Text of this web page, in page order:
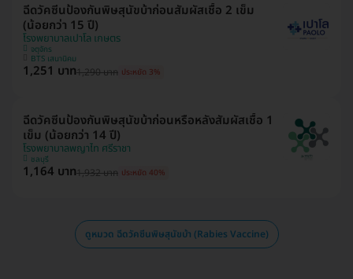
ฉีดวัคซีนป้องกันพิษสุนัขบ้าก่อนสัมผัสเชื้อ 2 เข็ม
(น้อยกว่า 15 ปี)
โรงพยาบาลเปาโล เกษตร
จตุจักร
BTS เสนานิคม
1,251 บาท1,290 บาท ประหยัด 3%
ฉีดวัคซีนป้องกันพิษสุนัขบ้าก่อนหรือหลังสัมผัสเชื้อ 1
เข็ม (น้อยกว่า 14 ปี)
โรงพยาบาลพญาไท ศรีราชา
ชลบุรี
1,164 บาท1,932 บาท ประหยัด 40%
ดูหมวด ฉีดวัคซีนพิษสุนัขบ้า (Rabies Vaccine)